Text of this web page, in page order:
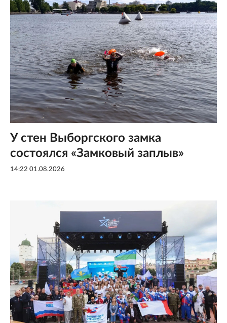
У стен Выборгского замка
состоялся «Замковый заплыв»
14:22 01.08.2026